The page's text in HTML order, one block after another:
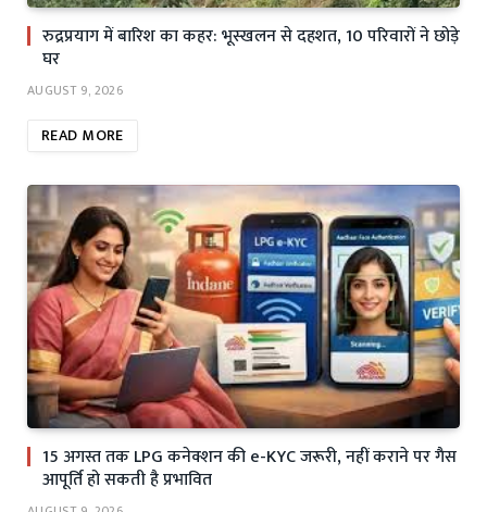
रुद्रप्रयाग में बारिश का कहर: भूस्खलन से दहशत, 10 परिवारों ने छोड़े
घर
AUGUST 9, 2026
READ MORE
15 अगस्त तक LPG कनेक्शन की e-KYC जरूरी, नहीं कराने पर गैस
आपूर्ति हो सकती है प्रभावित